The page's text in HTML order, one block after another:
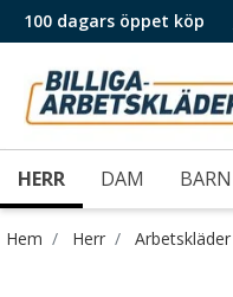
100 dagars öppet köp
HERR DAM BARN
Hem Herr Arbetskläder